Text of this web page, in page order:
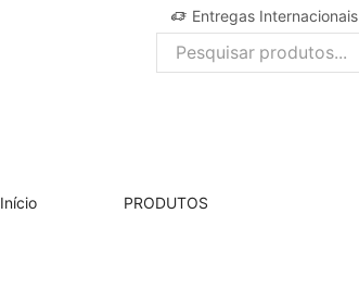
Entregas Internacionais
Search
Início PRODUTOS